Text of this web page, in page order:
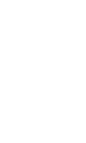
niet naar behoren
manier waarop de
websites door